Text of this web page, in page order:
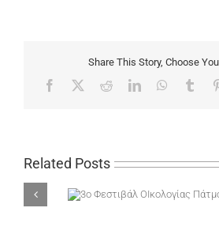
Share This Story, Choose
Facebook RedditLinkedIn
Related Posts